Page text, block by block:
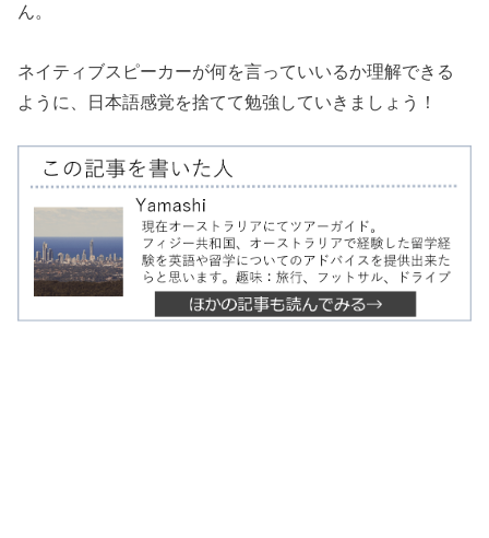
ん。
ネイティブスピーカーが何を言っていいるか理解できる
ように、日本語感覚を捨てて勉強していきましょう！